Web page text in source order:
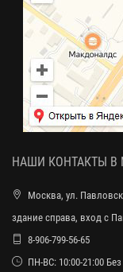
НАШИ КОНТАКТЫ В
Москва, ул.
здание справа, вход с
8-906-799-56-65
ПН-ВС: 10:00-21:00